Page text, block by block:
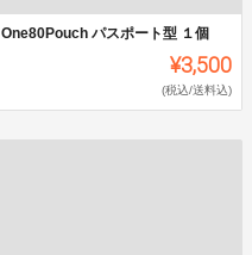
One80Pouch パスポート型 １個
¥3,500
(税込/送料込)